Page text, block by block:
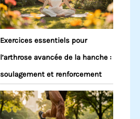
Exercices essentiels pour
l’arthrose avancée de la hanche :
soulagement et renforcement